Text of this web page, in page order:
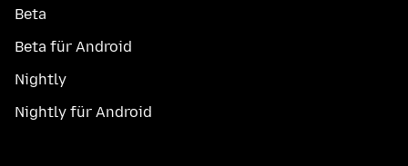
Beta
Beta für Android
Nightly
Nightly für Android